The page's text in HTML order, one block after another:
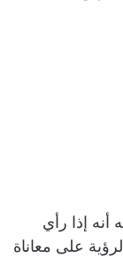
إذا رأي
على معاناة